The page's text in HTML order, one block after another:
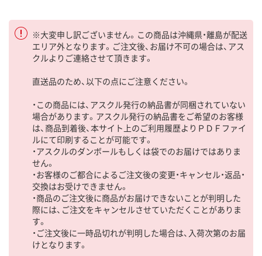
※大変申し訳ございません。この商品は沖縄県・離島が配送
エリア外となります。ご注文後、お届け不可の場合は、アス
クルよりご連絡させて頂きます。
直送品のため、以下の点にご注意ください。
・この商品には、アスクル発行の納品書が同梱されていない
場合があります。アスクル発行の納品書をご希望のお客様
は、商品到着後、本サイト上のご利用履歴よりＰＤＦファイ
ルにて印刷することが可能です。
・アスクルのダンボールもしくは袋でのお届けではありま
せん。
・お客様のご都合によるご注文後の変更・キャンセル・返品・
交換はお受けできません。
・商品のご注文後に商品がお届けできないことが判明した
際には、ご注文をキャンセルさせていただくことがありま
す。
・ご注文後に一時品切れが判明した場合は、入荷次第のお届
けとなります。